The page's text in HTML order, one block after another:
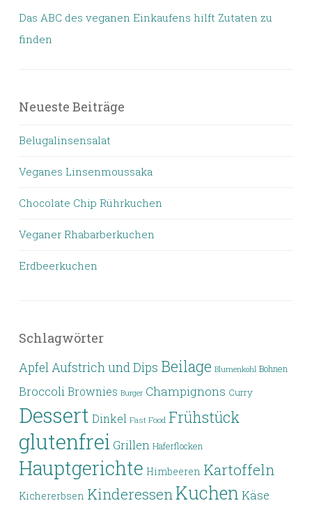
Das ABC des veganen Einkaufens hilft Zutaten zu
finden
Neueste Beiträge
Belugalinsensalat
Veganes Linsenmoussaka
Chocolate Chip Rührkuchen
Veganer Rhabarberkuchen
Erdbeerkuchen
Schlagwörter
ApfelAufstrich und Dips Beilage Blumenkohl Bohnen
Broccoli Brownies Burger Champignons Curry
Dessert Dinkel Fast Food Frühstück
glutenfrei Grillen Haferflocken
Hauptgerichte Himbeeren Kartoffeln
Kichererbsen KinderessenKuchen Käse